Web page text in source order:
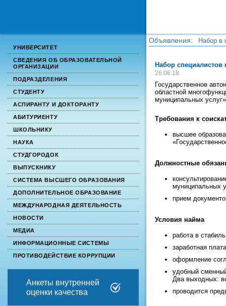
УНИВЕРСИТЕТ
СВЕДЕНИЯ ОБ ОБРАЗОВАТЕЛЬНОЙ
ОРГАНИЗАЦИИ
ПОДРАЗДЕЛЕНИЯ
СТУДЕНТУ
АСПИРАНТУ И ДОКТОРАНТУ
АБИТУРИЕНТУ
ШКОЛЬНИКУ
НАУКА
СТУДГОРОДОК
ВЫПУСКНИКУ
СИСТЕМА ВЫСШЕГО ОБРАЗОВАНИЯ
ДОПОЛНИТЕЛЬНОЕ ОБРАЗОВАНИЕ
МЕЖДУНАРОДНАЯ ДЕЯТЕЛЬНОСТЬ
НОВОСТИ
МЕДИА
ИНФОРМАЦИОННЫЕ СИСТЕМЫ
ПРОТИВОДЕЙСТВИЕ КОРРУПЦИИ
Анкеты внутренней
оценки качества
Объявления:
Набор в
Набор
26.06.18
Государственное
областной
муниципальных
Требования к
высшее
Должностные
муниципальных
прием
Условия найма
работа в
заработная
оформление
удобный
Два выходных:
проводится